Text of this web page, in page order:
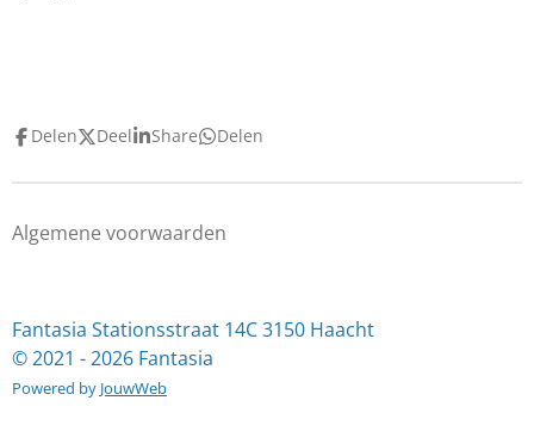
Delen Deel Share Delen
Algemene voorwaarden
Fantasia Stationsstraat 14C 3150 Haacht
© 2021 - 2026 Fantasia
Powered by JouwWeb